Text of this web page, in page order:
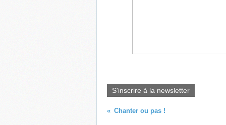
S'inscrire à la newsletter
Chanter ou pas !